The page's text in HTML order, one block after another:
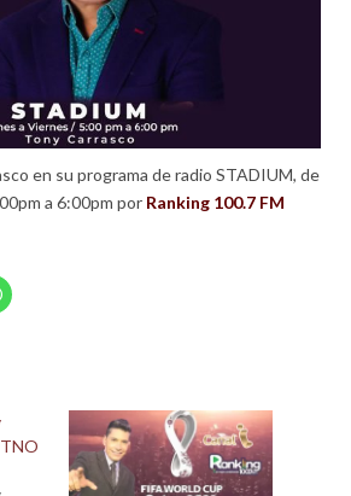
en su programa de radio STADIUM, de
a 6:00pm por Ranking 100.7 FM